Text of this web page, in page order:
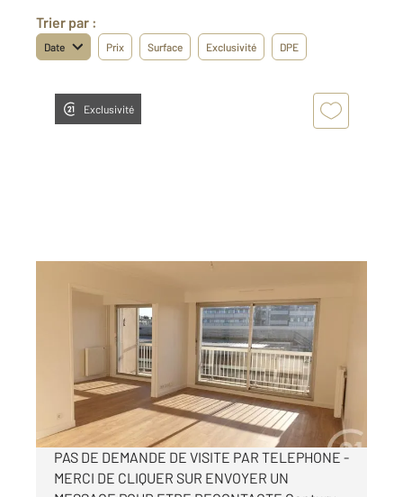
Trier par :
Date Prix Surface Exclusivité DPE
Exclusivité
PARIS 75012
106,45 m , 5 pièces
Ref : 28682
Appartement F5 à louer
2 796 €
par mois charges comprises
PAS DE DEMANDE DE VISITE PAR TELEPHONE -
MERCI DE CLIQUER SUR ENVOYER UN